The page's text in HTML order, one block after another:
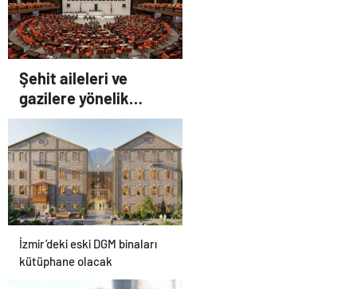
Şehit aileleri ve
gazilere yönelik
düzenleme teklifi
Meclis’te kabul edildi
İzmir’deki eski DGM binaları
kütüphane olacak